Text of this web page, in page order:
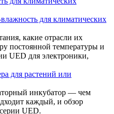
для климатических
какие отрасли их
постоянной температуры и
UED для электроники,
для растений или
инкубатор — чем
каждый, и обзор
UED.